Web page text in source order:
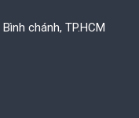
chánh, TP.HCM